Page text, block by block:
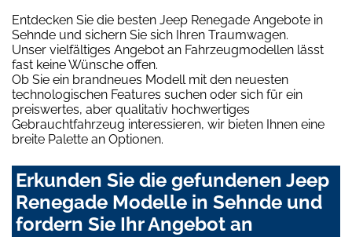
Entdecken Sie die besten Jeep Renegade Angebote in
Sehnde und sichern Sie sich Ihren Traumwagen.
Unser vielfältiges Angebot an Fahrzeugmodellen lässt
fast keine Wünsche offen.
Ob Sie ein brandneues Modell mit den neuesten
technologischen Features suchen oder sich für ein
preiswertes, aber qualitativ hochwertiges
Gebrauchtfahrzeug interessieren, wir bieten Ihnen eine
breite Palette an Optionen.
Erkunden Sie die gefundenen Jeep
Renegade Modelle in Sehnde und
fordern Sie Ihr Angebot an